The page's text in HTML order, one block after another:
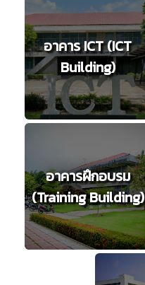
อาคาร ICT (ICT
Building)
อาคารฝึกอบรม
(Training Building)